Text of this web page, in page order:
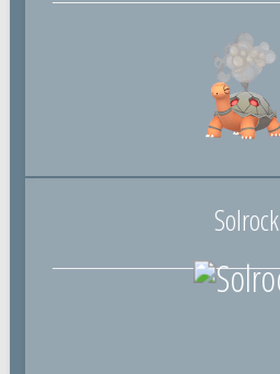
Solrock